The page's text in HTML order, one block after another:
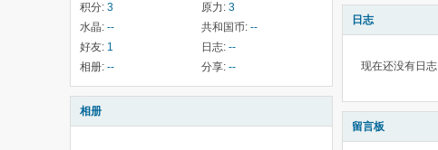
积分: 3 原力: 3
水晶: -- 共和国币: --
好友: 1 日志: --
相册: -- 分享: --
相册
日志
现在还没有日志
留言板